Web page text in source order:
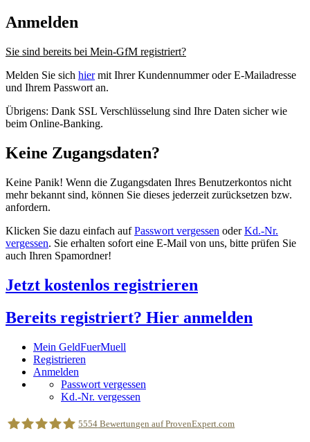
Anmelden
Sie sind bereits bei Mein-GfM registriert?
Melden Sie sich hiermit Ihrer Kundennummer oder E-Mailadresse
und Ihrem Passwort an.
Übrigens: Dank SSL Verschlüsselung sind Ihre Daten sicher wie
beim Online-Banking.
Keine Zugangsdaten?
Keine Panik! Wenn die Zugangsdaten Ihres Benutzerkontos nicht
mehr bekannt sind, können Sie dieses jederzeit zurücksetzen bzw.
anfordern.
Klicken Sie dazu einfach aufPasswort vergessen oderKd.-Nr.
vergessen. Sie erhalten sofort eine E-Mail von uns, bitte prüfen Sie
auch Ihren Spamordner!
Jetzt kostenlos registrieren
Bereits registriert? Hier anmelden
Mein GeldFuerMuell
Registrieren
Anmelden
Passwort vergessen
Kd.-Nr. vergessen
5554 Bewertungen auf ProvenExpert.com